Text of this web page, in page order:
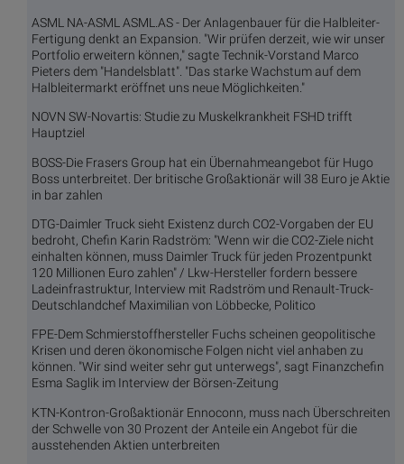
ASML NA-ASML ASML.AS - Der Anlagenbauer für die Halbleiter-
Fertigung denkt an Expansion. "Wir prüfen derzeit, wie wir unser
Portfolio erweitern können," sagte Technik-Vorstand Marco
Pieters dem "Handelsblatt". "Das starke Wachstum auf dem
Halbleitermarkt eröffnet uns neue Möglichkeiten."
NOVN SW-Novartis: Studie zu Muskelkrankheit FSHD trifft
Hauptziel
BOSS-Die Frasers Group hat ein Übernahmeangebot für Hugo
Boss unterbreitet. Der britische Großaktionär will 38 Euro je Aktie
in bar zahlen
DTG-Daimler Truck sieht Existenz durch CO2-Vorgaben der EU
bedroht, Chefin Karin Radström: "Wenn wir die CO2-Ziele nicht
einhalten können, muss Daimler Truck für jeden Prozentpunkt
120 Millionen Euro zahlen" / Lkw-Hersteller fordern bessere
Ladeinfrastruktur, Interview mit Radström und Renault-Truck-
Deutschlandchef Maximilian von Löbbecke, Politico
FPE-Dem Schmierstoffhersteller Fuchs scheinen geopolitische
Krisen und deren ökonomische Folgen nicht viel anhaben zu
können. "Wir sind weiter sehr gut unterwegs", sagt Finanzchefin
Esma Saglik im Interview der Börsen-Zeitung
KTN-Kontron-Großaktionär Ennoconn, muss nach Überschreiten
der Schwelle von 30 Prozent der Anteile ein Angebot für die
ausstehenden Aktien unterbreiten